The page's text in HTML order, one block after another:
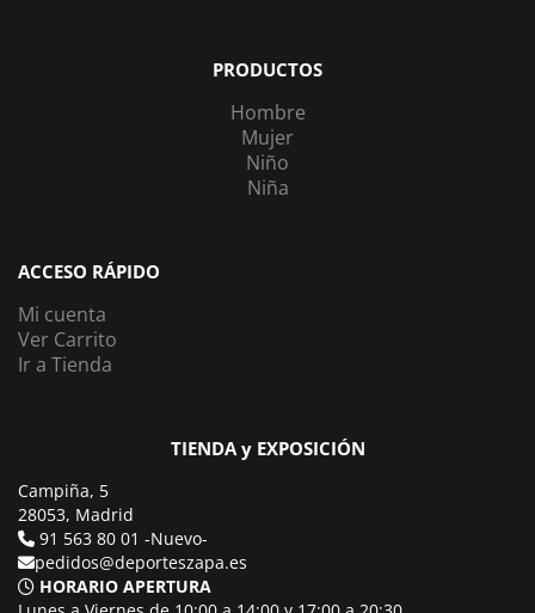
PRODUCTOS
Hombre
Mujer
Niño
Niña
ACCESO RÁPIDO
Mi cuenta
Ver Carrito
Ir a Tienda
TIENDA y EXPOSICIÓN
Campiña, 5
28053, Madrid
91 563 80 01 -Nuevo-
pedidos@deporteszapa.es
HORARIO APERTURA